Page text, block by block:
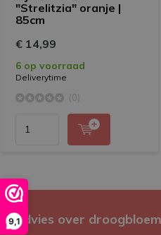
9,1
"Strelitzia" oranje |
85cm
€ 14,99
6 op voorraad
Deliverytime
(0)
Advies over